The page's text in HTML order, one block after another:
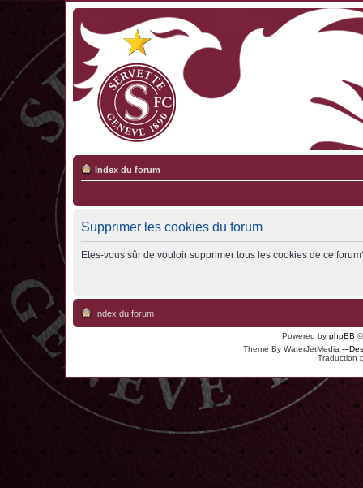
Index du forum
Supprimer les cookies du forum
Etes-vous sûr de vouloir supprimer tous les cookies de ce
Index du forum
Powered by phpBB
Theme By WaterJetMedia -
Traduction